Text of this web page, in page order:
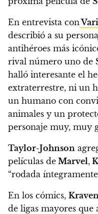
En entrevista con
describió a su
antihéroes más
rival número uno de
halló interesante el
extraterrestre, ni un
un humano con
animales y un
personaje muy, muy
Taylor-Johnson
películas de Marvel,
“rodada
En los cómics,
de ligas mayores que